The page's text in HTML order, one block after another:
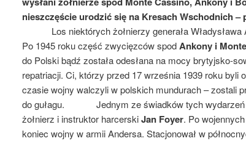
nieszczęście urodzić się na Kresach Wschodnich –
Los niektórych żołnierzy generała Władysława
Po 1945 roku część zwycięzców spodAnkony i
do Polski bądź została odesłana na mocy brytyjsko-
repatriacji. Ci, którzy przed 17 września 1939 roku byli
czasie wojny walczyli w polskich mundurach – zostali
do gułagu. Jednym ze świadków tych wydarzeń
żołnierz i instruktor harcerskiJan Foyer. Po
koniec wojny w armii Andersa. Stacjonował w